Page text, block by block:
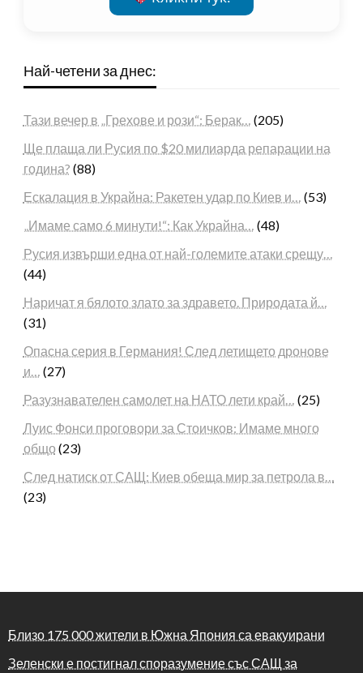
Най-четени за днес:
Тази вечер в „Грехове и рози“: Берак… (205)
Ще плаща ли Русия по $20 милиарда репарации на
година? (88)
Ескалация в Украйна: Ракетен удар по Киев и… (53)
„Имаме само 6 минути!“: Как Украйна… (48)
Русия извърши една от най-големите атаки срещу…
(44)
Наричат я бялото злато за здравето. Природата й…
(31)
Опасна серия в Германия! След летището дронове
и… (27)
Разузнавателен самолет на НАТО лети край… (25)
Луис Фонси проговори за Стоичков: Имаме много
общо (23)
След натиск от САЩ: Киев обеща мир за петрола в…
(23)
Близо 175 000 жители в Южна Япония са евакуирани
Зеленски е постигнал споразумение със САЩ за